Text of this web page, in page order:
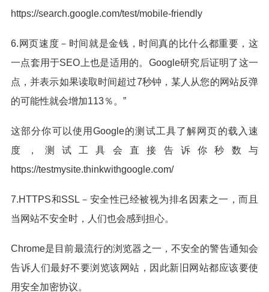
https://search.google.com/test/mobile-friendly
6.网页速度－时间就是金钱，时间真的比什么都重要，这
一点套用于SEO上也是适用的。Google研究后证明了这一
点，并表示如果读取时间超过7秒钟，某人从您的网站反弹
的可能性就会增加113％。”
这部分你可以使用Google的测试工具了解网页的载入速
度，测试工具会直接告诉你秒数与
https://testmysite.thinkwithgoogle.com/
7.HTTPS和SSL－安全性已经被视为排名因素之一，而且
当网站不安全时，人们也会感到担心。
Chrome是目前最流行的浏览器之一，不安全的警告通知会
告诉人们最好不要浏览该网站，因此新旧网站都应该要使
用安全加密协议。